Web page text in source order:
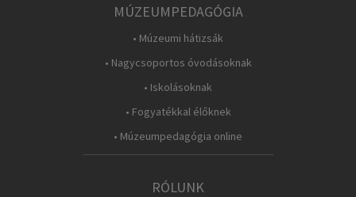
MÚZEUMPEDAGÓGIA
• Múzeumi hátizsák
• Nagycsoportos óvodásoknak
• Iskolásoknak
• Fogyatékkal élőknek
• Múzeumpedagógia online
RÓLUNK